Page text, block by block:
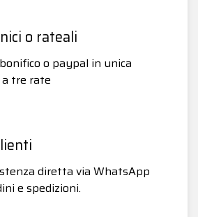
o rateali
o paypal in unica
tre rate
diretta via WhatsApp
e spedizioni.